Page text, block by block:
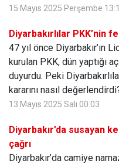
15 Mayıs 2025 Perşembe
Diyarbakırlılar PKK’nin
47 yıl önce Diyarbakır’ın
kurulan PKK, dün yaptığı
duyurdu. Peki
kararını nasıl
13 Mayıs 2025 Salı 00:03
Diyarbakır’da susayan
çağrı
Diyarbakır’da camiye